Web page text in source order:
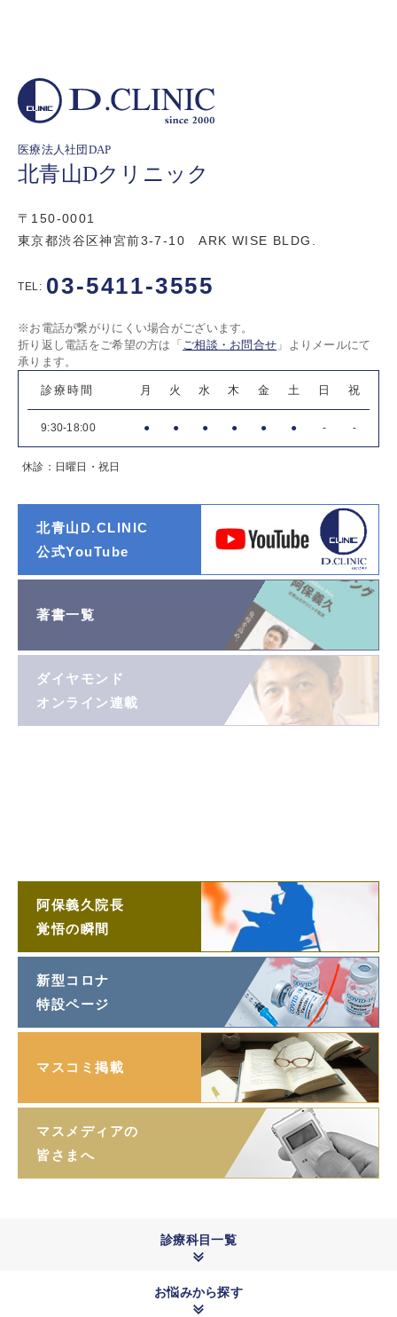
医療法人社団DAP
北青山Dクリニック
〒150-0001
東京都渋谷区神宮前3-7-10 ARK WISE BLDG.
TEL: 03-5411-3555
※お電話が繋がりにくい場合がございます。
折り返し電話をご希望の方は「 ご相談・お問合せ 」よりメールにて
承ります。
診療時間 月 火 水 木 金 土 日 祝
9:30-18:00 ● ● ● ● ● ● - -
休診：日曜日・祝日
北青山D.CLINIC
公式YouTube
著書一覧
ダイヤモンド
オンライン連載
阿保義久院長
覚悟の瞬間
新型コロナ
特設ページ
マスコミ掲載
マスメディアの
皆さまへ
診療科目一覧
お悩みから探す